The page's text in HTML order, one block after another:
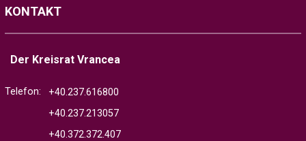
KONTAKT
Der Kreisrat Vrancea
Telefon:
+40.237.616800
+40.237.213057
+40.372.372.407